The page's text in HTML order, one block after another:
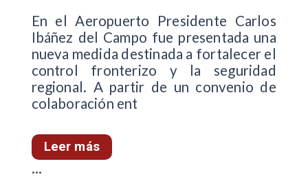
En el Aeropuerto Presidente Carlos
Ibáñez del Campo fue presentada una
nueva medida destinada a fortalecer el
control fronterizo y la seguridad
regional. A partir de un convenio de
colaboración ent
Leer más
...